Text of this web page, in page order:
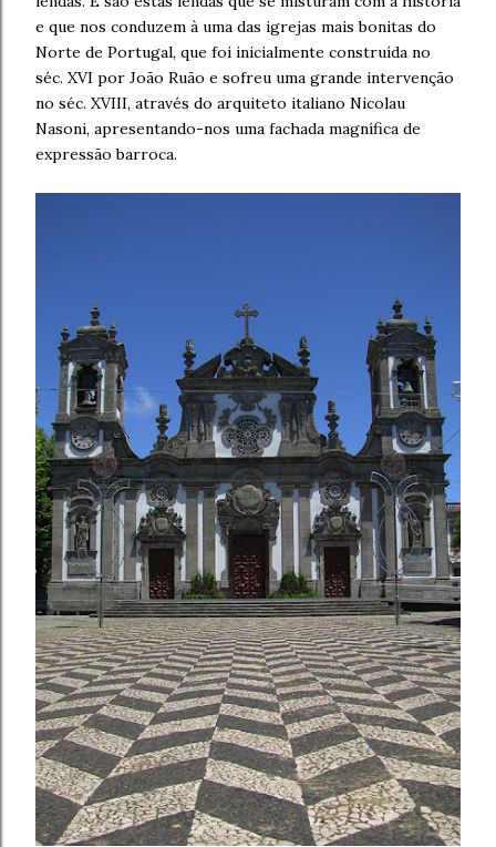
e que nos conduzem à uma das igrejas mais bonitas do
Norte de Portugal, que foi inicialmente construída no
séc. XVI por João Ruão e sofreu uma grande intervenção
no séc. XVIII, através do arquiteto italiano Nicolau
Nasoni, apresentando-nos uma fachada magnífica de
expressão barroca.